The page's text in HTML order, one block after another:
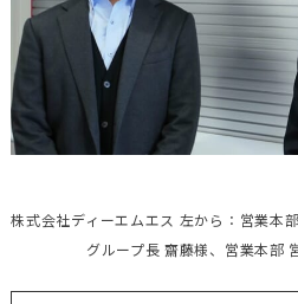
株式会社ディーエムエス 左から：営業本
グループ長 齋藤様、営業本部